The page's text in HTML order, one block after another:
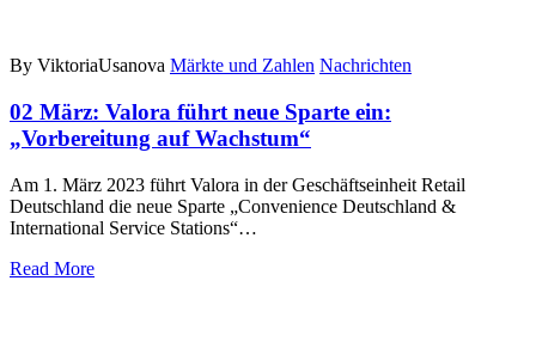
By ViktoriaUsanova Märkte und Zahlen Nachrichten
02 März: Valora führt neue Sparte ein:
„Vorbereitung auf Wachstum“
Am 1. März 2023 führt Valora in der Geschäftseinheit Retail
Deutschland die neue Sparte „Convenience Deutschland &
International Service Stations“…
Read More